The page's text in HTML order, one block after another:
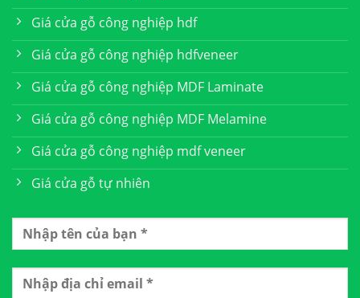
Giá cửa gỗ công nghiệp hdf
Giá cửa gỗ công nghiệp hdfveneer
Giá cửa gỗ công nghiệp MDF Laminate
Giá cửa gỗ công nghiệp MDF Melamine
Giá cửa gỗ công nghiệp mdf veneer
Giá cửa gỗ tự nhiên